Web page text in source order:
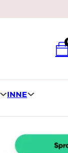
INNE